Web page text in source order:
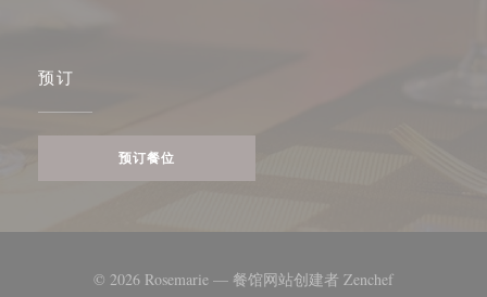
预订
预订餐位
© 2026 Rosemarie — 餐馆网站创建者 Zenchef((在新窗口中